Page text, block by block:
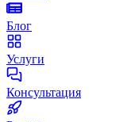
Блог
Услуги
Консультация